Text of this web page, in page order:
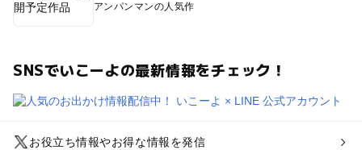
アンパンマンの人気作
SNSでいこーよの最新情報をチェック！
お役立ち情報やお得な情報を発信